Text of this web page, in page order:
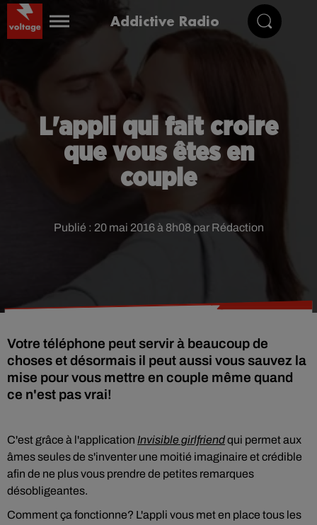
Addictive Radio
L'appli qui fait croire
que vous êtes en
couple
Publié : 20 mai 2016 à 8h08 par Rédaction
Votre téléphone peut servir à beaucoup de
choses et désormais il peut aussi vous sauvez la
mise pour vous mettre en couple même quand
ce n'est pas vrai!
C'est grâce à l'application Invisible girlfriendqui permet aux
âmes seules de s'inventer une moitié imaginaire et crédible
afin de ne plus vous prendre de petites remarques
désobligeantes.
Comment ça fonctionne? L'appli vous met en place tous les